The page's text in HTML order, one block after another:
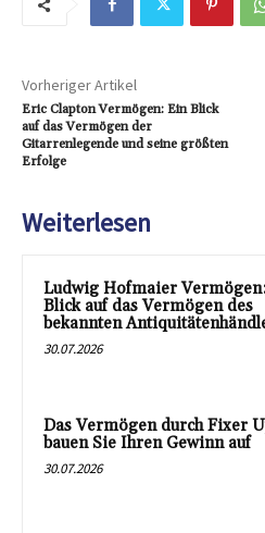
Vorheriger Artikel
Eric Clapton Vermögen: Ein Blick
auf das Vermögen der
Gitarrenlegende und seine größten
Erfolge
Weiterlesen
Ludwig Hofmaier
Blick auf das Vermögen des
bekannten
30.07.2026
Das Vermögen durch Fixer
bauen Sie Ihren Gewinn auf
30.07.2026